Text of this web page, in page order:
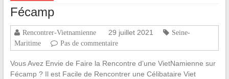
Fécamp
Rencontrer-Vietnamienne 29 juillet 2021
Seine-
Maritime
Pas de commentaire
Vous Avez Envie de Faire la Rencontre d’une VietNamienne sur
Fécamp ? Il est Facile de Rencontrer une Célibataire Viet